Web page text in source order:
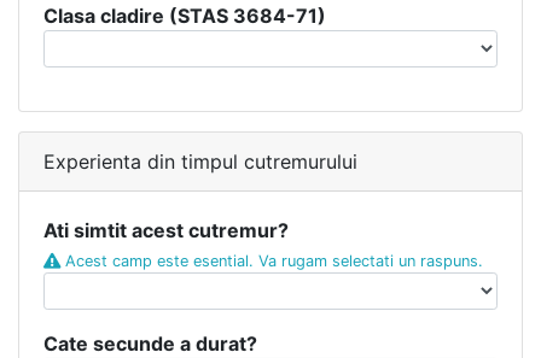
Clasa cladire (STAS 3684-71)
Experienta din timpul cutremurului
Ati simtit acest cutremur?
Acest camp este esential. Va rugam selectati un raspuns.
Cate secunde a durat?